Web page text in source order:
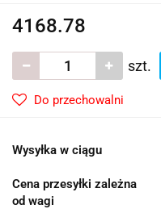
4168.78
szt.
Do przechowalni
Wysyłka w ciągu
Cena przesyłki zależna
od wagi